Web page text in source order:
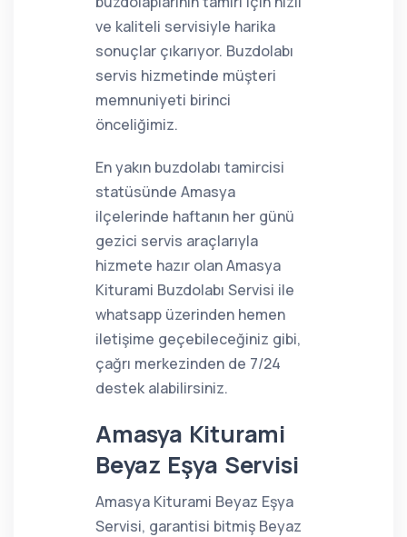
ve kaliteli servisiyle harika
sonuçlar çıkarıyor. Buzdolabı
servis hizmetinde müşteri
memnuniyeti birinci
önceliğimiz.
En yakın buzdolabı tamircisi
statüsünde Amasya
ilçelerinde haftanın her günü
gezici servis araçlarıyla
hizmete hazır olan Amasya
Kiturami Buzdolabı Servisi ile
whatsapp üzerinden hemen
iletişime geçebileceğiniz gibi,
çağrı merkezinden de 7/24
destek alabilirsiniz.
Amasya Kiturami
Beyaz Eşya Servisi
Amasya Kiturami Beyaz Eşya
Servisi, garantisi bitmiş Beyaz